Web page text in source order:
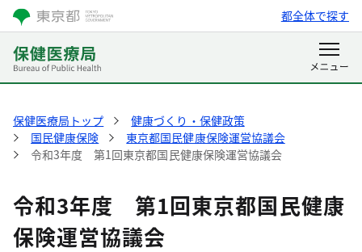
都全体で探す
保健医療局トップ
健康づくり・保健政策
国民健康保険
東京都国民健康保険運営協議会
令和3年度 第1回東京都国民健康保険運営協議会
令和3年度 第1回東京都国民健康
保険運営協議会